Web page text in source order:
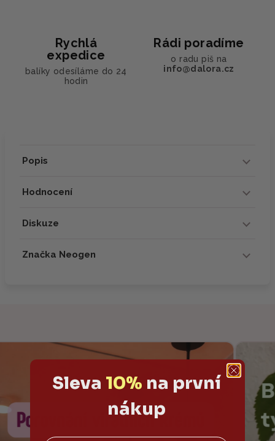
Rychlá
expedice
balíky odesíláme do 24
hodin
Rádi poradíme
o radu piš na
info@dalora.cz
Popis
Hodnocení
Diskuze
Značka Neogen
Sleva 10% na první
nákup